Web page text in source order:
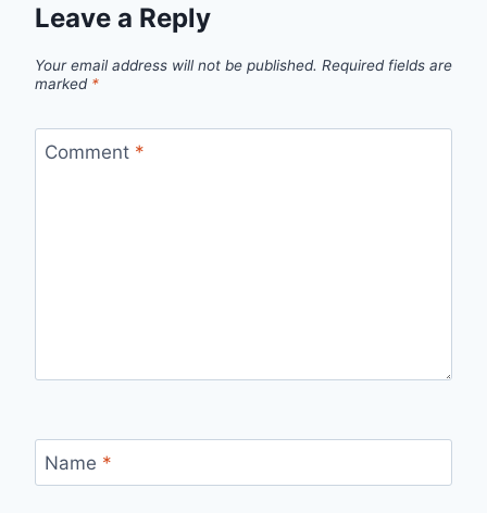
Leave a Reply
Your email address will not be published. Required fields are
marked *
Comment *
Name *